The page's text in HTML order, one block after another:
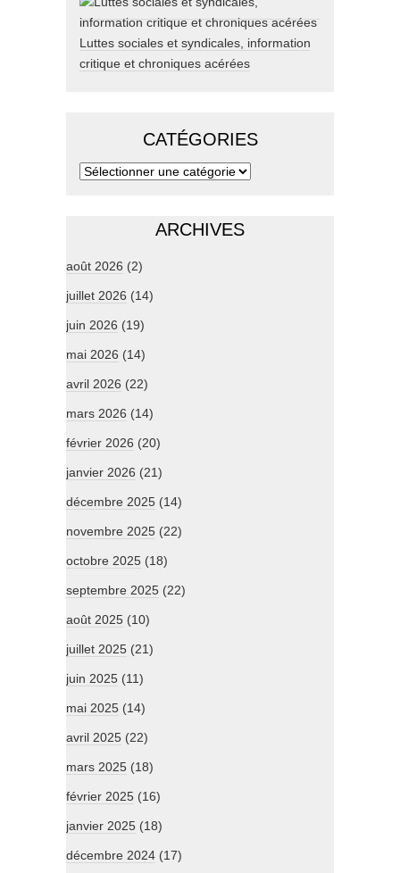
Luttes sociales et syndicales, information
critique et chroniques acérées
CATÉGORIES
ARCHIVES
août 2026 (2)
juillet 2026 (14)
juin 2026 (19)
mai 2026 (14)
avril 2026 (22)
mars 2026 (14)
février 2026 (20)
janvier 2026 (21)
décembre 2025 (14)
novembre 2025 (22)
octobre 2025 (18)
septembre 2025 (22)
août 2025 (10)
juillet 2025 (21)
juin 2025 (11)
mai 2025 (14)
avril 2025 (22)
mars 2025 (18)
février 2025 (16)
janvier 2025 (18)
décembre 2024 (17)